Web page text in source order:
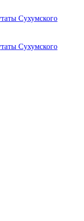
Сухумского
Сухумского